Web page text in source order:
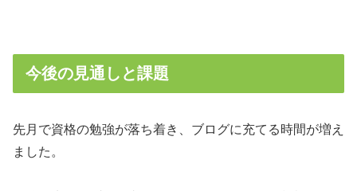
今後の見通しと課題
先月で資格の勉強が落ち着き、ブログに充てる時間が増え
ました。